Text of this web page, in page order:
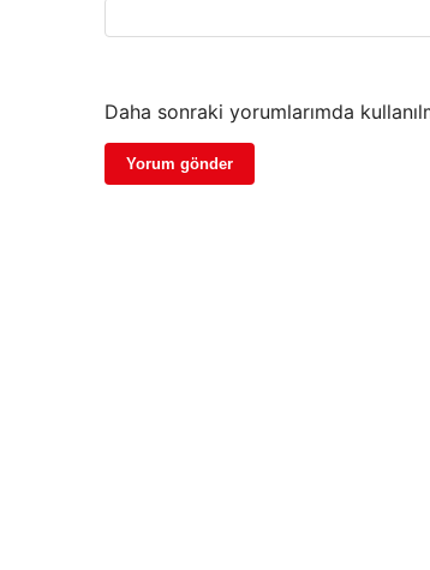
Daha sonraki yorumlarımda